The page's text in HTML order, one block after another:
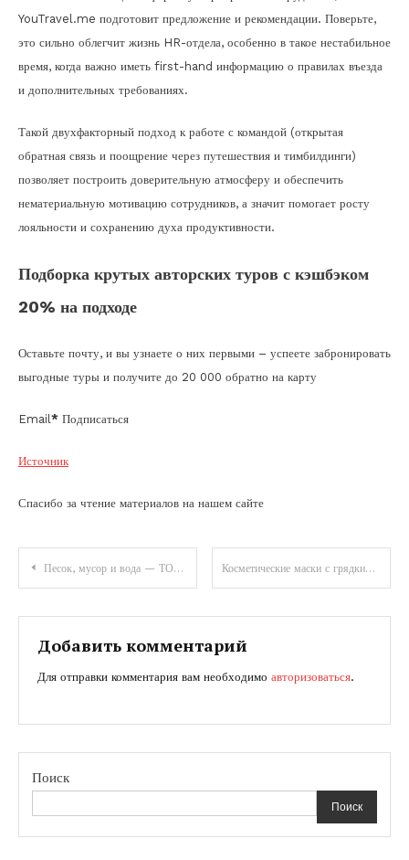
YouTravel.me подготовит предложение и рекомендации. Поверьте,
это сильно облегчит жизнь HR-отдела, особенно в такое нестабильное
время, когда важно иметь first-hand информацию о правилах въезда
и дополнительных требованиях.
Такой двухфакторный подход к работе с командой (открытая
обратная связь и поощрение через путешествия и тимбилдинги)
позволяет построить доверительную атмосферу и обеспечить
нематериальную мотивацию сотрудников, а значит помогает росту
лояльности и сохранению духа продуктивности.
Подборка крутых авторских туров с кэшбэком
20% на подходе
Оставьте почту, и вы узнаете о них первыми – успеете забронировать
выгодные туры и получите до 20 000 обратно на карту
Email * Подписаться
Источник
Спасибо за чтение материалов на нашем сайте
Навигация
по
записям
Песок, мусор и вода — ТОП 5 — самые удивительные рождественские елки со всего мира, куда поехать и где полюбоваться ими Косметические маски с грядки
Добавить комментарий
Для отправки комментария вам необходимо авторизоваться.
Поиск
Поиск